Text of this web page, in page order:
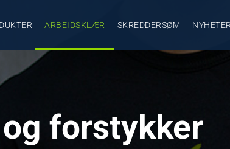
ARBEIDSKLÆR SKREDDERSØM NYHETER
forstykker